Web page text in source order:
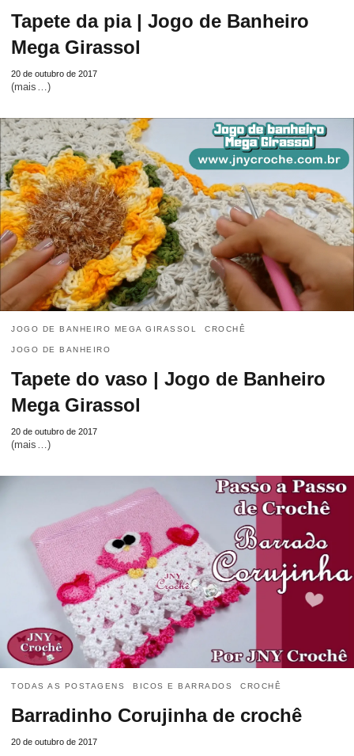
Tapete da pia | Jogo de Banheiro
Mega Girassol
20 de outubro de 2017
(mais…)
JOGO DE BANHEIRO MEGA GIRASSOL CROCHÊ
JOGO DE BANHEIRO
Tapete do vaso | Jogo de Banheiro
Mega Girassol
20 de outubro de 2017
(mais…)
TODAS AS POSTAGENS BICOS E BARRADOS CROCHÊ
Barradinho Corujinha de crochê
20 de outubro de 2017